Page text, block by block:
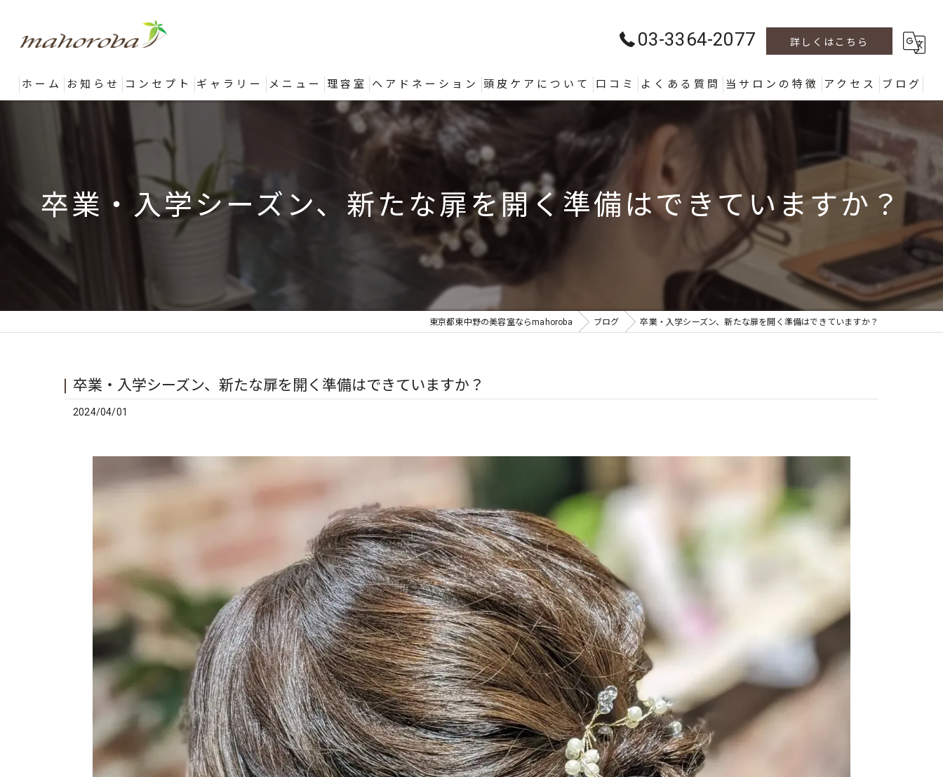
03-3364-2077 詳しくはこちら
ホーム お知らせ コンセプト ギャラリー メニュー 理容室 ヘアドネーション 頭皮ケアについて 口コミ よくある質問 当サロンの特徴
パーマ
ヘッドスパ
アクセス ブログ
卒業・入学シーズン、新たな扉を開く準備はできていますか？
東京都東中野の美容室ならmahoroba ブログ 卒業・入学シーズン、新たな扉を開く準備はできていますか？
卒業・入学シーズン、新たな扉を開く準備はできていますか？
2024/04/01